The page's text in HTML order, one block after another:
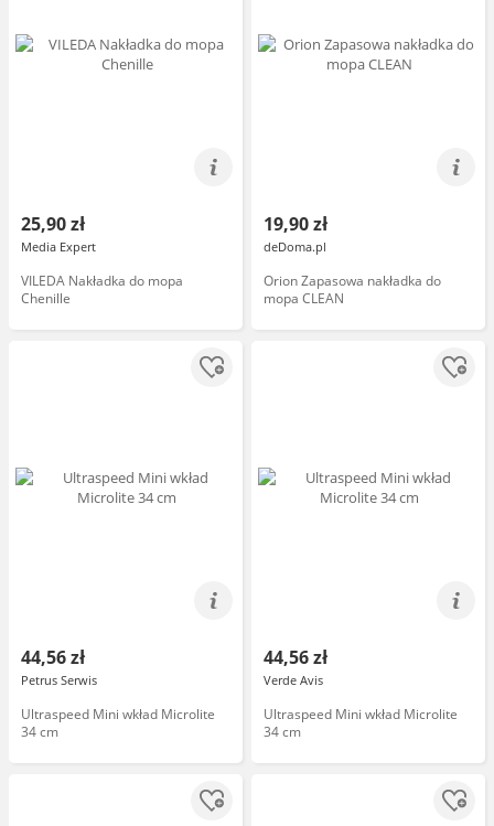
25,90 zł
Media Expert
VILEDA Nakładka do mopa
Chenille
19,90 zł
deDoma.pl
Orion Zapasowa nakładka do
mopa CLEAN
44,56 zł
Petrus Serwis
Ultraspeed Mini wkład Microlite
34 cm
44,56 zł
Verde Avis
Ultraspeed Mini wkład Microlite
34 cm